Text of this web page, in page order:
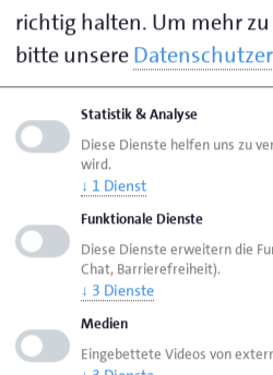
ankommt.
Das Webinar bietet Ihnen
in die dänische (Arbeits-
Raum für Ihre individuellen
Expertenwissen und bereiten
Geschäftstätigkeit in
Zeit und Ort:
10. Juli 2025, 10:00 – 11:00
Referentin:
richtig halten. Um mehr
bitte unsere
Statistik & Analyse
Diese Dienste helfen uns zu
wird.
↓ 1 Dienst
Funktionale Dienste
Diese Dienste erweitern die
Chat, Barrierefreiheit).
↓ 3 Dienste
Medien
Eingebettete Videos von